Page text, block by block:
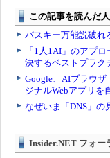
Insider.NET フォー